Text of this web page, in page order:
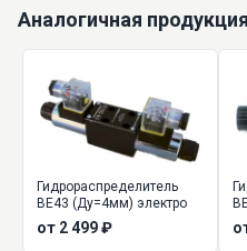
Аналогичная продукция
Гидрораспределитель
ВЕ43 (Ду=4мм) электро
от 2 499 ₽